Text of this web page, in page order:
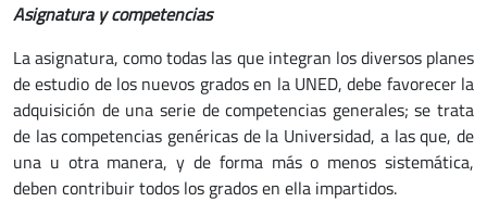
Asignatura y competencias
La asignatura, como todas las que integran los diversos planes
de estudio de los nuevos grados en la UNED, debe favorecer la
adquisición de una serie de competencias generales; se trata
de las competencias genéricas de la Universidad, a las que, de
una u otra manera, y de forma más o menos sistemática,
deben contribuir todos los grados en ella impartidos.